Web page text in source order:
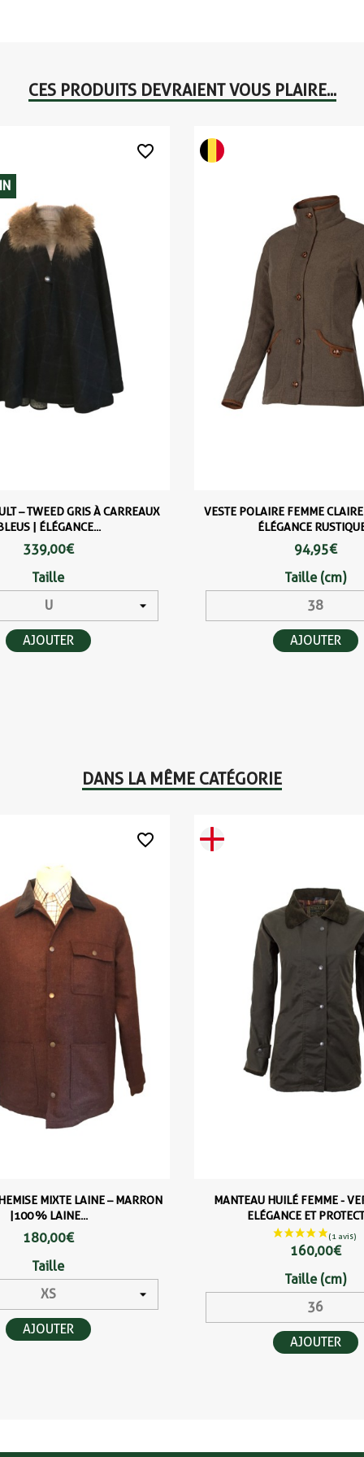
CES PRODUITS DEVRAIENT VOUS PLAIRE...
– TWEED GRIS À CARREAUX
| ÉLÉGANCE...
339,00 €
Taille
AJOUTER
favorite_border
VESTE POLAIRE FEMME CLAIRE
ÉLÉGANCE
94,95 €
Taille (cm)
AJOUTER
DANS LA MÊME CATÉGORIE
MIXTE LAINE – MARRON
|100 % LAINE...
180,00 €
Taille
AJOUTER
favorite_border
MANTEAU HUILÉ FEMME -
ELÉGANCE ET
160,00 €
Taille (cm)
AJOUTER